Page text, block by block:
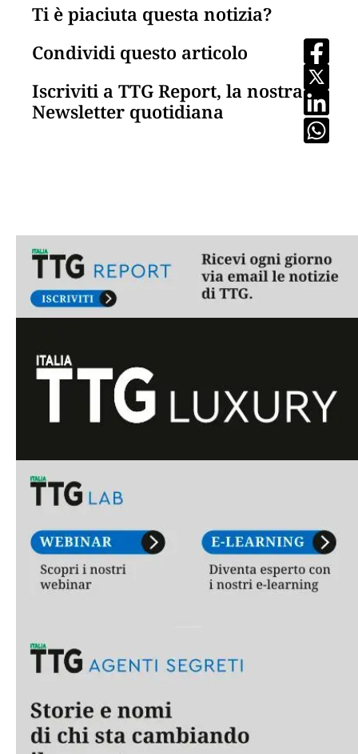
Ti è piaciuta questa notizia?
Condividi questo articolo
Iscriviti a TTG Report, la nostra
Newsletter quotidiana